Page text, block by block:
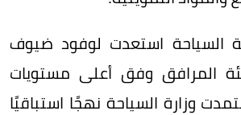
السياحة استعدت لوفود ضيوف
المرافق وفق أعلى مستويات
وزارة السياحة نهجًا استباقيًا